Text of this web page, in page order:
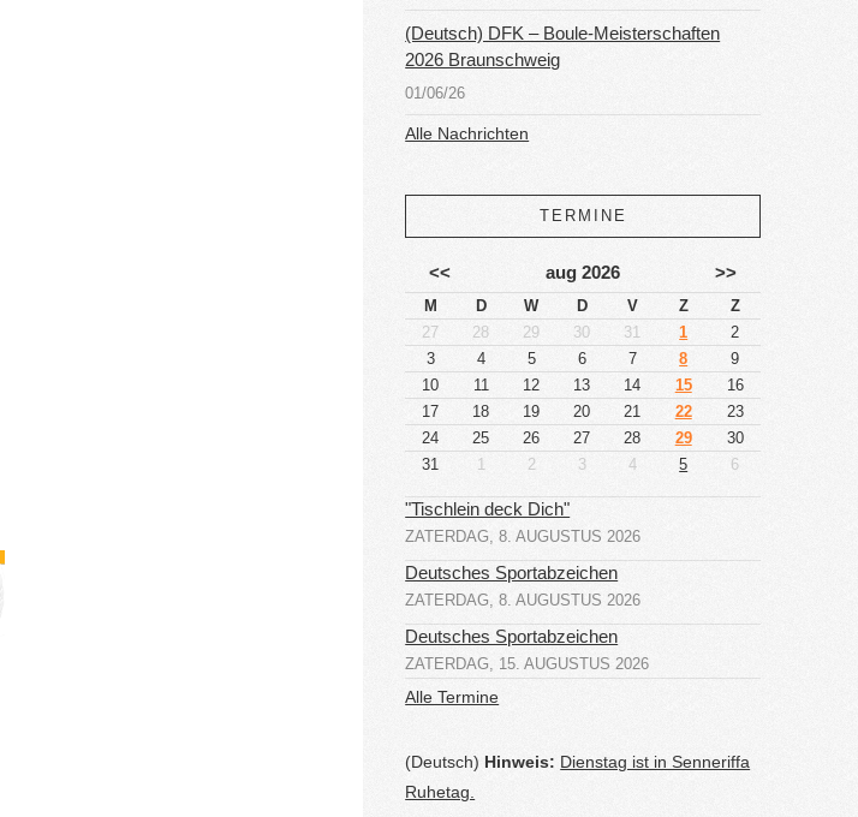
(Deutsch) DFK – Boule-Meisterschaften
2026 Braunschweig
01/06/26
Alle Nachrichten
TERMINE
<< aug 2026 >>
M D W D V Z
Z
27
28 29 30 31 1
2
3
4 5 6 7 8
9
10
11 12 13 14 15
16
17
18 19 20 21 22
23
24
25 26 27 28 29
30
31
1 2 3 4 5 6
"Tischlein deck Dich"
ZATERDAG, 8. AUGUSTUS 2026
Deutsches Sportabzeichen
ZATERDAG, 8. AUGUSTUS 2026
Deutsches Sportabzeichen
ZATERDAG, 15. AUGUSTUS 2026
Alle Termine
(Deutsch) Hinweis: Dienstag ist in Senneriffa
Ruhetag.